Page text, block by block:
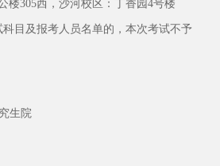
楼305西，沙河校区：丁香园4号楼
目及报考人员名单的，本次考试不予
生院